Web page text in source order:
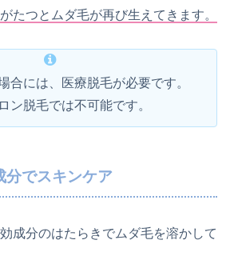
たつとムダ毛が再び生えてきます。
合には、医療脱毛が必要です。
ン脱毛では不可能です。
分でスキンケア
成分のはたらきでムダ毛を溶かして